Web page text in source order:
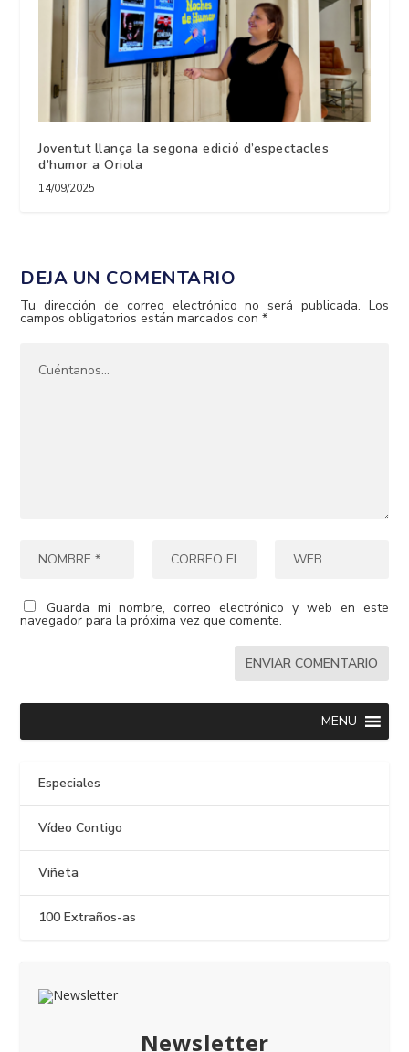
Joventut llança la segona edició d’espectacles
d’humor a Oriola
14/09/2025
DEJA UN COMENTARIO
Tu dirección de correo electrónico no será publicada. Los
campos obligatorios están marcados con*
Guarda mi nombre, correo electrónico y web en este
navegador para la próxima vez que comente.
MENU
Especiales
Vídeo Contigo
Viñeta
100 Extraños-as
Newsletter